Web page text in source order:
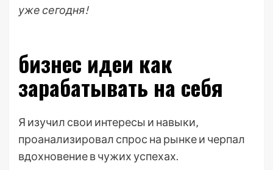
уже сегодня!
бизнес идеи как
зарабатывать на себя
Я изучил свои интересы и навыки‚
проанализировал спрос на рынке и черпал
вдохновение в чужих успехах.